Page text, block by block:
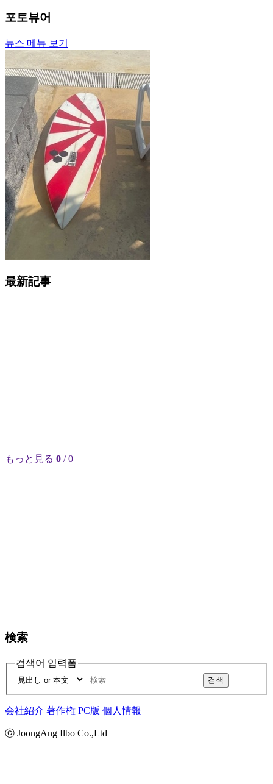
포토뷰어
뉴스 메뉴 보기
最新記事
もっと見る 0 / 0
検索
검색어 입력폼
검색
会社紹介 著作権 PC版 個人情報
ⓒ JoongAng Ilbo Co.,Ltd